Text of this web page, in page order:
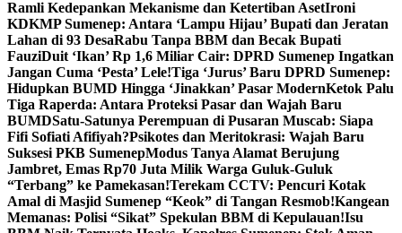
Ramli Kedepankan Mekanisme dan Ketertiban AsetIroni
KDKMP Sumenep: Antara ‘Lampu Hijau’ Bupati dan Jeratan
Lahan di 93 DesaRabu Tanpa BBM dan Becak Bupati
FauziDuit ‘Ikan’ Rp 1,6 Miliar Cair: DPRD Sumenep Ingatkan
Jangan Cuma ‘Pesta’ Lele!Tiga ‘Jurus’ Baru DPRD Sumenep:
Hidupkan BUMD Hingga ‘Jinakkan’ Pasar ModernKetok Palu
Tiga Raperda: Antara Proteksi Pasar dan Wajah Baru
BUMDSatu-Satunya Perempuan di Pusaran Muscab: Siapa
Fifi Sofiati Afifiyah?Psikotes dan Meritokrasi: Wajah Baru
Suksesi PKB SumenepModus Tanya Alamat Berujung
Jambret, Emas Rp70 Juta Milik Warga Guluk-Guluk
“Terbang” ke Pamekasan!Terekam CCTV: Pencuri Kotak
Amal di Masjid Sumenep “Keok” di Tangan Resmob!Kangean
Memanas: Polisi “Sikat” Spekulan BBM di Kepulauan!Isu